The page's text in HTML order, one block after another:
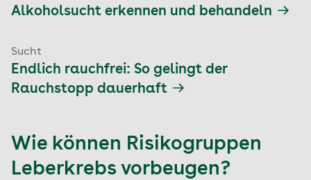
Alkoholsucht erkennen und behandeln
Sucht
Endlich rauchfrei: So gelingt der
Rauchstopp dauerhaft
Wie können Risikogruppen
Leberkrebs vorbeugen?